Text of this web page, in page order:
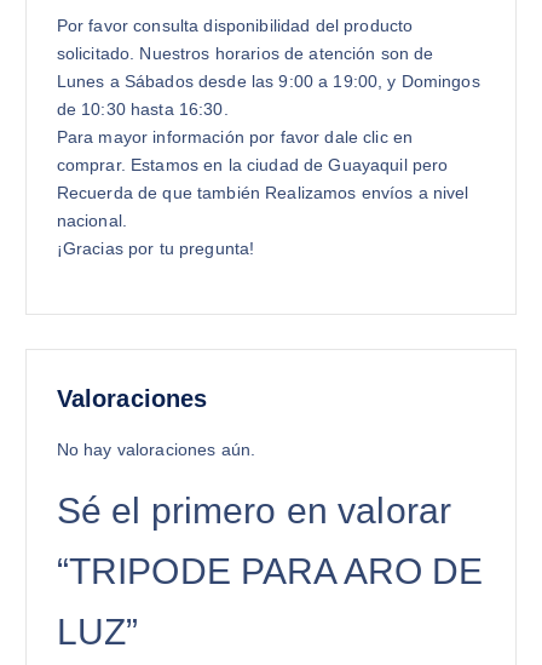
Por favor consulta disponibilidad del producto
solicitado. Nuestros horarios de atención son de
Lunes a Sábados desde las 9:00 a 19:00, y Domingos
de 10:30 hasta 16:30.
Para mayor información por favor dale clic en
comprar. Estamos en la ciudad de Guayaquil pero
Recuerda de que también Realizamos envíos a nivel
nacional.
¡Gracias por tu pregunta!
Valoraciones
No hay valoraciones aún.
Sé el primero en valorar
“TRIPODE PARA ARO DE
LUZ”